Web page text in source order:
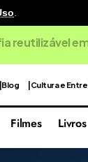
.
reutilizável
Blog Cultura e
Filmes Livros